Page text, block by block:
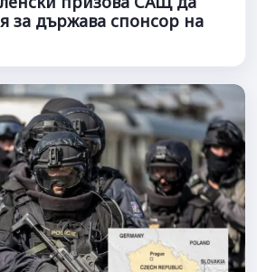
за държава спонсор на